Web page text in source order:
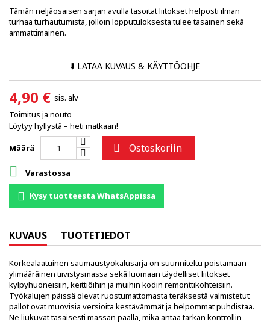
Tämän neljäosaisen sarjan avulla tasoitat liitokset helposti ilman
turhaa turhautumista, jolloin lopputuloksesta tulee tasainen sekä
ammattimainen.
⬇️ LATAA KUVAUS & KÄYTTÖOHJE
4,90 € sis. alv
Toimitus ja nouto
Löytyy hyllystä – heti matkaan!
Määrä  Ostoskoriin
 Varastossa
Kysy tuotteesta WhatsAppissa
KUVAUS TUOTETIEDOT
Korkealaatuinen saumaustyökalusarja on suunniteltu poistamaan
ylimääräinen tiivistysmassa sekä luomaan täydelliset liitokset
kylpyhuoneisiin, keittiöihin ja muihin kodin remonttikohteisiin.
Työkalujen päissä olevat ruostumattomasta teräksestä valmistetut
pallot ovat muovisia versioita kestävämmät ja helpommat puhdistaa.
Ne liukuvat tasaisesti massan päällä, mikä antaa tarkan kontrollin